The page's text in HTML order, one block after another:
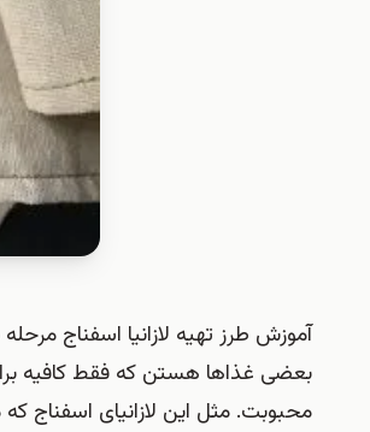
آموزش طرز تهیه لازانیا اسفناج
بعضی غذاها هستن که فقط کافیه
محبوبت. مثل این لازانیای اسفناج